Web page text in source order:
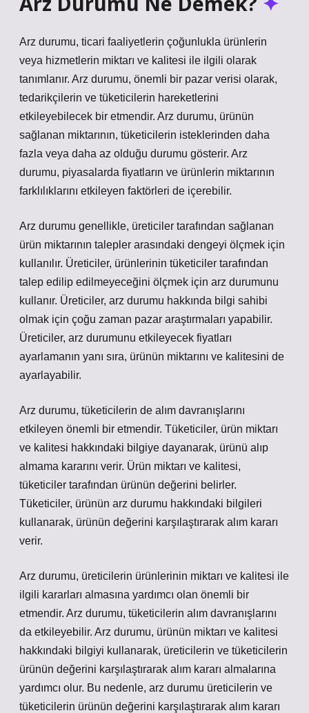
Arz durumu, ticari faaliyetlerin çoğunlukla ürünlerin
veya hizmetlerin miktarı ve kalitesi ile ilgili olarak
tanımlanır. Arz durumu, önemli bir pazar verisi olarak,
tedarikçilerin ve tüketicilerin hareketlerini
etkileyebilecek bir etmendir. Arz durumu, ürünün
sağlanan miktarının, tüketicilerin isteklerinden daha
fazla veya daha az olduğu durumu gösterir. Arz
durumu, piyasalarda fiyatların ve ürünlerin miktarının
farklılıklarını etkileyen faktörleri de içerebilir.
Arz durumu genellikle, üreticiler tarafından sağlanan
ürün miktarının talepler arasındaki dengeyi ölçmek için
kullanılır. Üreticiler, ürünlerinin tüketiciler tarafından
talep edilip edilmeyeceğini ölçmek için arz durumunu
kullanır. Üreticiler, arz durumu hakkında bilgi sahibi
olmak için çoğu zaman pazar araştırmaları yapabilir.
Üreticiler, arz durumunu etkileyecek fiyatları
ayarlamanın yanı sıra, ürünün miktarını ve kalitesini de
ayarlayabilir.
Arz durumu, tüketicilerin de alım davranışlarını
etkileyen önemli bir etmendir. Tüketiciler, ürün miktarı
ve kalitesi hakkındaki bilgiye dayanarak, ürünü alıp
almama kararını verir. Ürün miktarı ve kalitesi,
tüketiciler tarafından ürünün değerini belirler.
Tüketiciler, ürünün arz durumu hakkındaki bilgileri
kullanarak, ürünün değerini karşılaştırarak alım kararı
verir.
Arz durumu, üreticilerin ürünlerinin miktarı ve kalitesi ile
ilgili kararları almasına yardımcı olan önemli bir
etmendir. Arz durumu, tüketicilerin alım davranışlarını
da etkileyebilir. Arz durumu, ürünün miktarı ve kalitesi
hakkındaki bilgiyi kullanarak, üreticilerin ve tüketicilerin
ürünün değerini karşılaştırarak alım kararı almalarına
yardımcı olur. Bu nedenle, arz durumu üreticilerin ve
tüketicilerin ürünün değerini karşılaştırarak alım kararı